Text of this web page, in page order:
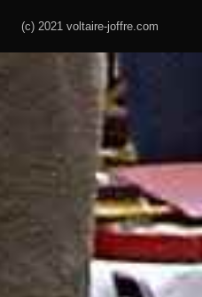
(c) 2021 voltaire-joffre.com